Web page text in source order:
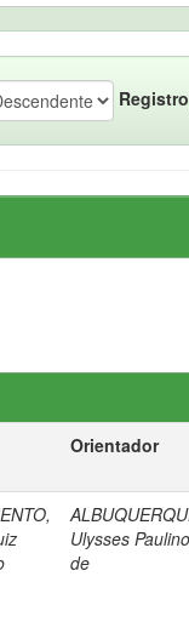
Orientador
Ulysses Paulino
de